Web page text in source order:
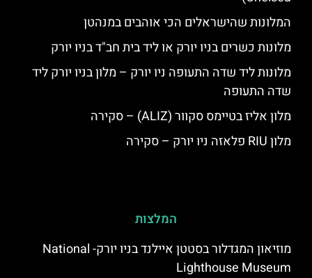
המלונות שהישראלים הכי אוהבים במנהטן
מלונות כשרים בניו יורק או ליד בית חב"ד בניו יורק
מלונות ליד שדה התעופה ניו יורק – מלון בניו יורק ליד
שדה התעופה
מלון אליז בטיימס סקוור (ALIZ) – סקירה
מלון RIU פלאזה ניו יורק – סקירה
המלצות
מוזיאון המגדלור בסטטן איילנד בניו יורק- National
Lighthouse Museum